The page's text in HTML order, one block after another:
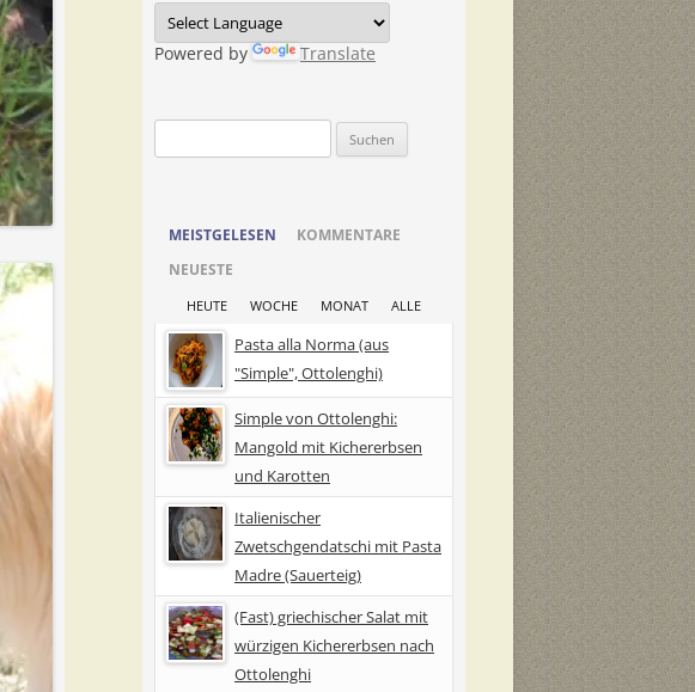
Powered by Translate
nach:
MEISTGELESEN
KOMMENTARE
NEUESTE
HEUTE WOCHE MONAT ALLE
Pasta alla Norma (aus
"Simple", Ottolenghi)
Simple von Ottolenghi:
Mangold mit Kichererbsen
und Karotten
Italienischer
Zwetschgendatschi mit Pasta
Madre (Sauerteig)
(Fast) griechischer Salat mit
würzigen Kichererbsen nach
Ottolenghi